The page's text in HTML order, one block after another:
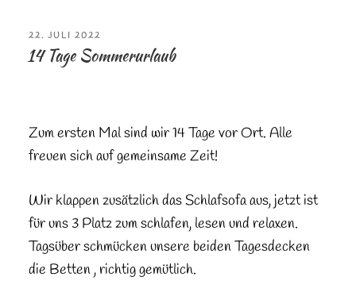
VERÖFFENTLICHT
AM
22. JULI 2022
14 Tage Sommerurlaub
Zum ersten Mal sind wir 14 Tage vor Ort. Alle
freuen sich auf gemeinsame Zeit!
Wir klappen zusätzlich das Schlafsofa aus, jetzt ist
für uns 3 Platz zum schlafen, lesen und relaxen.
Tagsüber schmücken unsere beiden Tagesdecken
die Betten , richtig gemütlich.